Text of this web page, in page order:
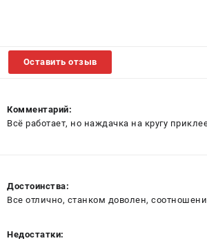
Оставить отзыв
Комментарий:
Всё работает, но наждачка на кругу
Достоинства:
Все отлично, станком доволен,
Недостатки: